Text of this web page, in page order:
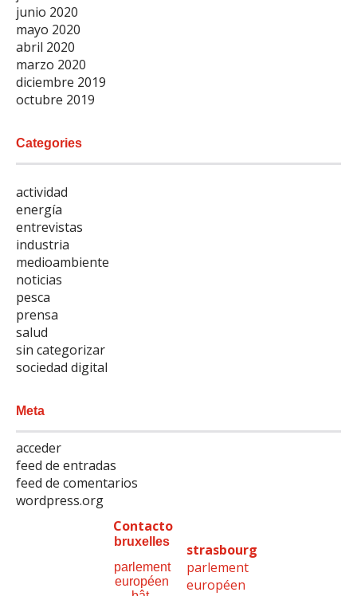
junio 2020
mayo 2020
abril 2020
marzo 2020
diciembre 2019
octubre 2019
Categories
actividad
energía
entrevistas
industria
medioambiente
noticias
pesca
prensa
salud
sin categorizar
sociedad digital
Meta
acceder
feed de entradas
feed de comentarios
wordpress.org
Contacto
bruxelles
parlement
européen
strasbourg
parlement
européen